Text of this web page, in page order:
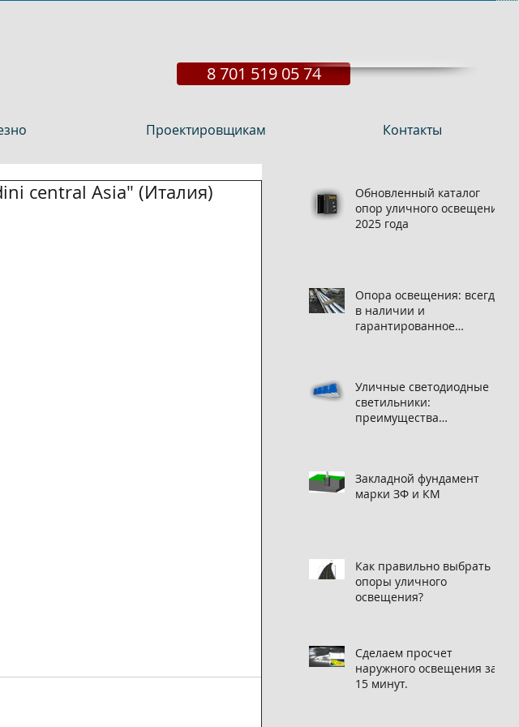
8 701 519 05 74
Проектировщикам Контакты
central Asia" (Италия)
Обновленный каталог
опор уличного освещения
2025 года
Опора освещения: всегда
в наличии и
гарантированное
Уличные светодиодные
светильники:
преимущества
Закладной фундамент
марки ЗФ и КМ
Как правильно выбрать
опоры уличного
освещения?
Сделаем просчет
наружного освещения за
15 минут.